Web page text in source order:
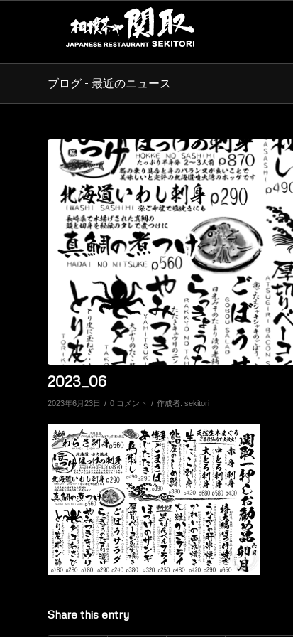
ブログ - 最近のニュース
2023_06
2023年6月23日 / 0 コメント / 作成者: sekitori
Share this entry